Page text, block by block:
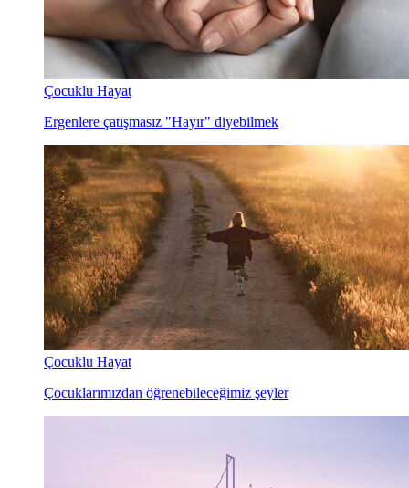
Çocuklu Hayat
Ergenlere çatışmasız "Hayır" diyebilmek
Çocuklu Hayat
Çocuklarımızdan öğrenebileceğimiz şeyler